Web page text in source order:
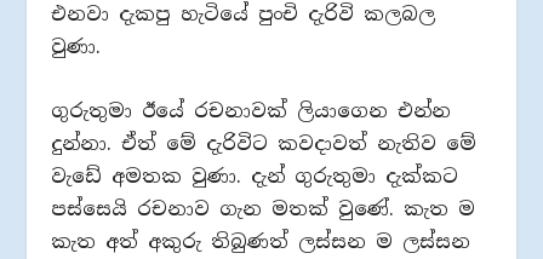
එනවා දැකපු හැටියේ පුංචි දැරිවි කලබල
වුණා.
ගුරුතුමා ඊයේ රචනාවක් ලියාගෙන එන්න
දුන්නා. ඒත් මේ දැරිවිට කවදාවත් නැතිව මේ
වැඩේ අමතක වුණා. දැන් ගුරුතුමා දැක්කට
පස්සෙයි රචනාව ගැන මතක් වුණේ. කැත ම
කැත අත් අකුරු තිබුණත් ලස්සන ම ලස්සන